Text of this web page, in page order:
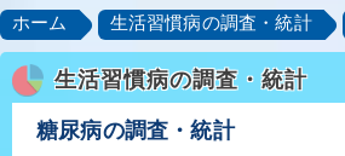
高血圧 脂質異常症（高脂血症）
肥満症／メタボリックシンドローム
脂肪肝／NAFLD／NASH
アル
ロコモティブシンドローム／サル
ホーム 生活習慣病の調査・統計
生活習慣病の調査・統計
糖尿病の調査・統計